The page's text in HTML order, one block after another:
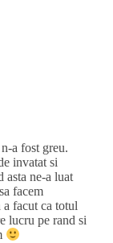
a fost greu.
invatat si
asta ne-a luat
facem
a facut ca totul
lucru pe rand si